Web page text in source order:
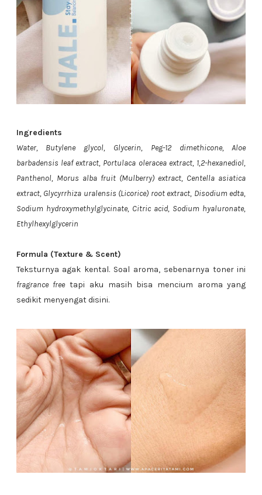
Ingredients
Water, Butylene glycol, Glycerin, Peg-12 dimethicone, Aloe
barbadensis leaf extract, Portulaca oleracea extract, 1,2-hexanediol,
Panthenol, Morus alba fruit (Mulberry) extract, Centella asiatica
extract, Glycyrrhiza uralensis (Licorice) root extract, Disodium edta,
Sodium hydroxymethylglycinate, Citric acid, Sodium hyaluronate,
Ethylhexylglycerin
Formula (Texture & Scent)
Teksturnya agak kental. Soal aroma, sebenarnya toner ini
fragrance freetapi aku masih bisa mencium aroma yang
sedikit menyengat disini.